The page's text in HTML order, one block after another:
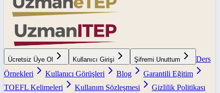
Ücretsiz Üye Ol Kullanıcı Girişi Şifremi Unuttum
Ders
Örnekleri
Kullanıcı Görüşleri Blog
Garantili Eğitim
TOEFL Kelimeleri
Kullanım Sözleşmesi
Gizlilik Politikası